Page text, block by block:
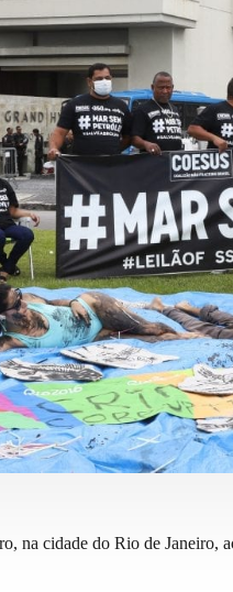
na cidade do Rio de Janeiro,